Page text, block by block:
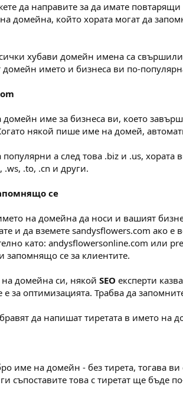
да направите за да имате повтарящи
домейна, който хората могат да
хубави домейн имена са
домейн името и бизнеса ви по-
име за бизнеса ви, което
някой пише име на домей,
а след това .biz и .us,
.to, .cn и други.
се
на домейна да носи и вашият
и да вземете sandysflowers.com ако
като: andysflowersonline.com или
запомнящо се за клиентите.
домейна си, някой SEO експерти
за оптимизацията. Трабва да
да напишат тиретата в името на
име на домейн - без тирета, тогава
съпоставите това с тиретат ще бъде